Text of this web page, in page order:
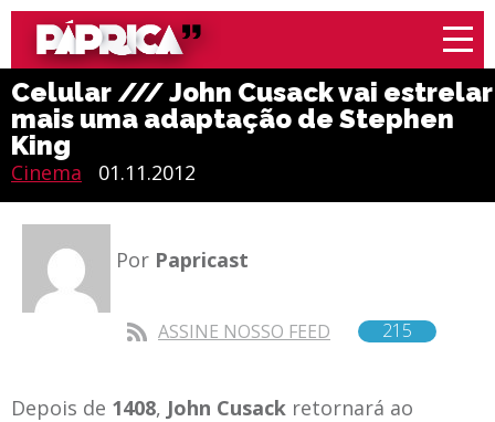
Celular /// John Cusack vai estrelar
mais uma adaptação de Stephen
King
Cinema 01.11.2012
Por Papricast
ASSINE NOSSO FEED 215
Depois de 1408, John Cusack retornará ao